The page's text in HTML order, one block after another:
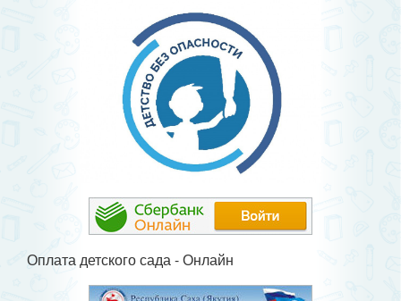
Оплата детского сада - Онлайн